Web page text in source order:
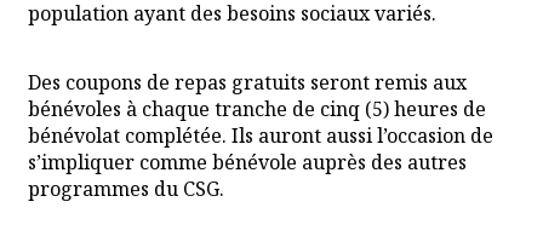
population ayant des besoins sociaux variés.
Des coupons de repas gratuits seront remis aux
bénévoles à chaque tranche de cinq (5) heures de
bénévolat complétée. Ils auront aussi l’occasion de
s’impliquer comme bénévole auprès des autres
programmes du CSG.